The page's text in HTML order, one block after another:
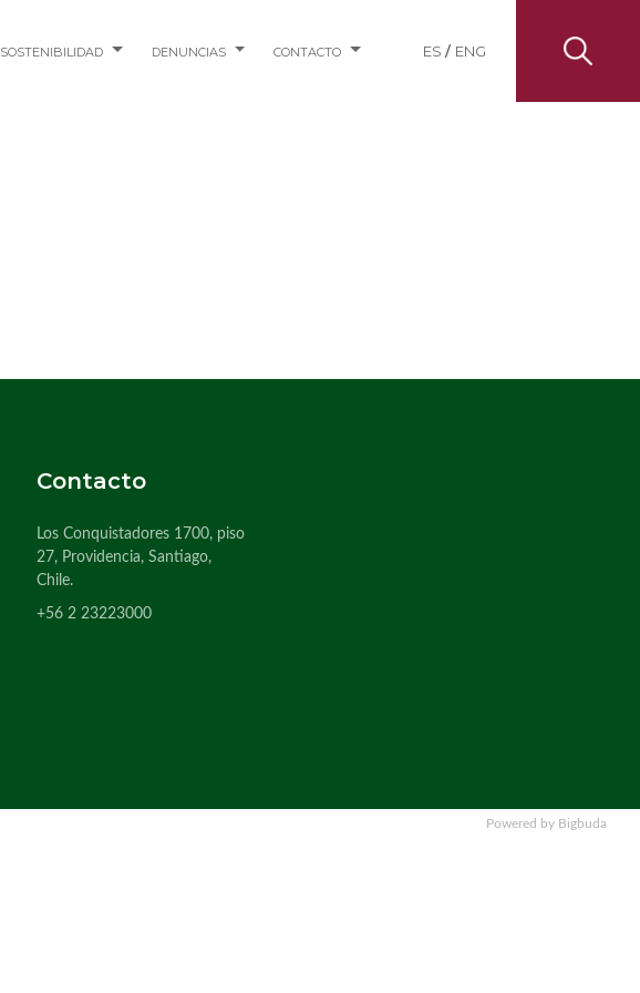
SOSTENIBILIDAD DENUNCIAS CONTACTO ES / ENG
Contacto
Los Conquistadores 1700, piso
27, Providencia, Santiago,
Chile.
+56 2 23223000
Powered by Bigbuda